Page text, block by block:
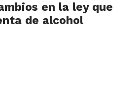
en la ley que
de alcohol